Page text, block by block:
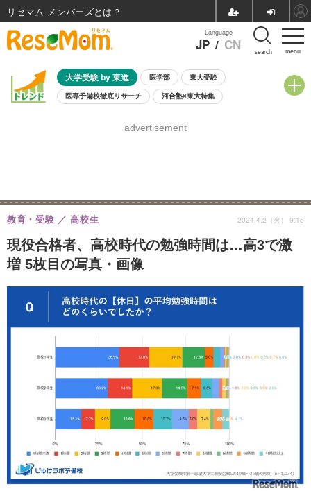
menu
Language
JP / CN search
大学受験 by 東進 医学部 東大受験
医専予備校徹底リサーチ 河合塾×東大特集
8月開催学校説明会・相談会
advertisement
現役合格者、高校時代の勉強時間は…高3で激
増 5枚目の写真・画像
教育・受験 高校生 2024.4.2（火） 9:15
リセマム メンバーズ